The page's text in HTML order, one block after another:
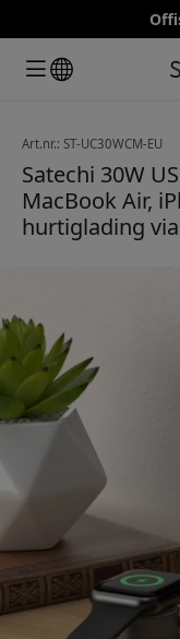
Art.nr.: ST-UC30WCM-EU
Satechi 30W
MacBook Air,
hurtiglading via